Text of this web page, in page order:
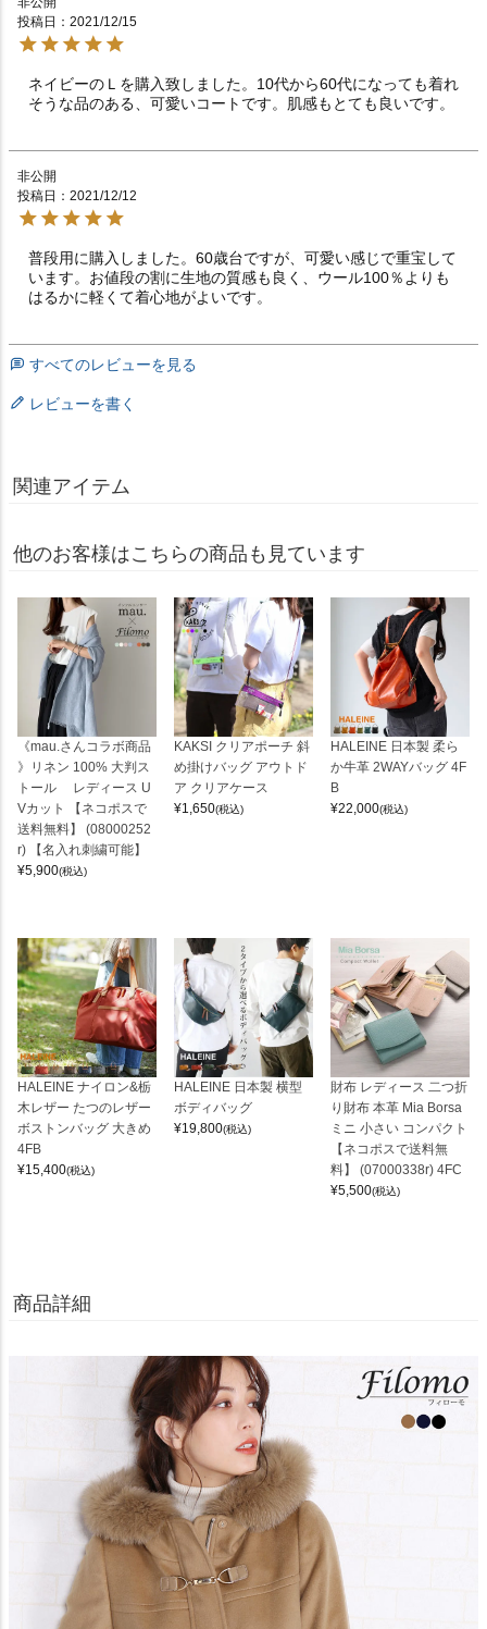
投稿日
2021/12/15
ネイビーのＬを購入致しました。10代から60代になっても着れ
そうな品のある、可愛いコートです。肌感もとても良いです。
非公開
投稿日
2021/12/12
普段用に購入しました。60歳台ですが、可愛い感じで重宝して
います。お値段の割に生地の質感も良く、ウール100％よりも
はるかに軽くて着心地がよいです。
すべてのレビューを見る
レビューを書く
関連アイテム
他のお客様はこちらの商品も見ています
《mau.さんコラボ商品
》リネン 100% 大判ス
トール レディース U
Vカット 【ネコポスで
送料無料】 (08000252
r) 【名入れ刺繍可能】
¥5,900(税込)
KAKSI クリアポーチ 斜
め掛けバッグ アウトド
ア クリアケース
¥1,650(税込)
HALEINE 日本製 柔ら
か牛革 2WAYバッグ 4F
B
¥22,000(税込)
HALEINE ナイロン&栃
木レザー たつのレザー
ボストンバッグ 大きめ
4FB
¥15,400(税込)
HALEINE 日本製 横型
ボディバッグ
¥19,800(税込)
財布 レディース 二つ折
り財布 本革 Mia Borsa
ミニ 小さい コンパクト
【ネコポスで送料無
料】 (07000338r) 4FC
¥5,500(税込)
商品詳細